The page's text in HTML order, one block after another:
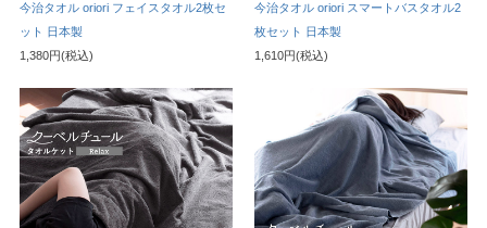
今治タオル oriori フェイスタオル2枚セ
ット 日本製
1,380円(税込)
今治タオル oriori スマートバスタオル2
枚セット 日本製
1,610円(税込)